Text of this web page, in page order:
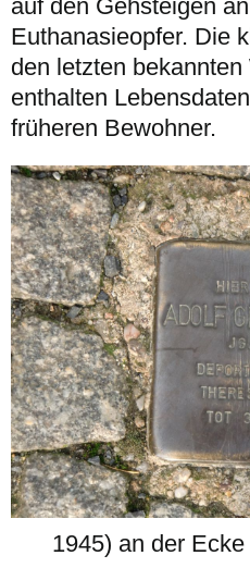
auf den Gehsteigen
Euthanasieopfer. Die
den letzten
enthalten
früheren Bewohner.
1945) an der